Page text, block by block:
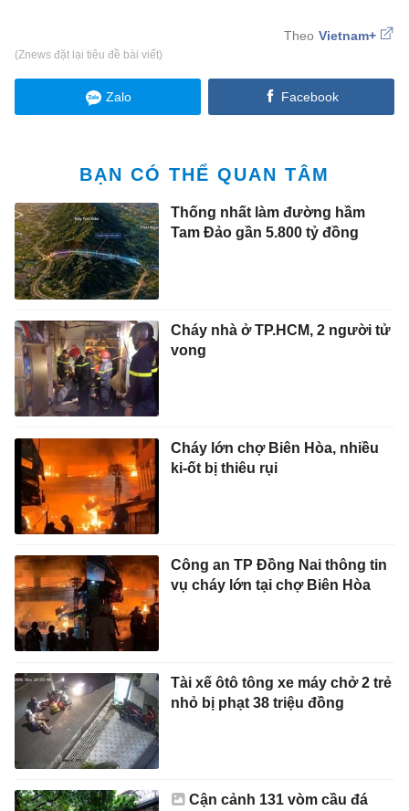
Vietnam+
(Znews đặt lại tiêu đề bài viết)
Zalo Facebook
BẠN CÓ THỂ QUAN TÂM
Thống nhất làm đường hầm
Tam Đảo gần 5.800 tỷ đồng
Cháy nhà ở TP.HCM, 2 người tử
vong
Cháy lớn chợ Biên Hòa, nhiều
ki-ốt bị thiêu rụi
Công an TP Đồng Nai thông tin
vụ cháy lớn tại chợ Biên Hòa
Tài xế ôtô tông xe máy chở 2 trẻ
nhỏ bị phạt 38 triệu đồng
Cận cảnh 131 vòm cầu đá